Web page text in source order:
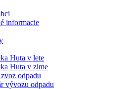
informacie
Huta v lete
Huta v zime
odpadu
vývozu odpadu